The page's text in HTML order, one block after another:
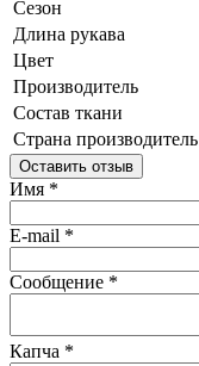
Сезон
Длина рукава
Цвет
Производитель
Состав ткани
Страна производитель
Оставить отзыв
Имя *
E-mail *
Сообщение *
Капча *